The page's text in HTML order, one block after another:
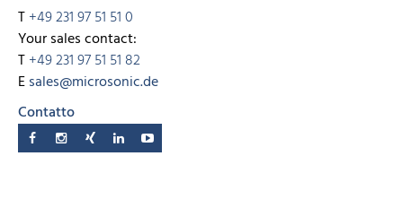
T+49 231 97 51 51 0
Your sales contact:
T+49 231 97 51 51 82
Esales@microsonic.de
Contatto